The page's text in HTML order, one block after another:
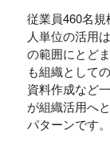
従業員460名
人単位の活用
の範囲にとど
も組織として
資料作成など
が組織活用へ
パターンです。